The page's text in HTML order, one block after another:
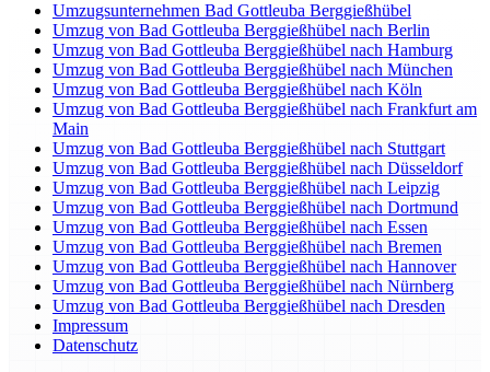
Umzugsunternehmen Bad Gottleuba Berggießhübel
Umzug von Bad Gottleuba Berggießhübel nach Berlin
Umzug von Bad Gottleuba Berggießhübel nach Hamburg
Umzug von Bad Gottleuba Berggießhübel nach München
Umzug von Bad Gottleuba Berggießhübel nach Köln
Umzug von Bad Gottleuba Berggießhübel nach Frankfurt am
Main
Umzug von Bad Gottleuba Berggießhübel nach Stuttgart
Umzug von Bad Gottleuba Berggießhübel nach Düsseldorf
Umzug von Bad Gottleuba Berggießhübel nach Leipzig
Umzug von Bad Gottleuba Berggießhübel nach Dortmund
Umzug von Bad Gottleuba Berggießhübel nach Essen
Umzug von Bad Gottleuba Berggießhübel nach Bremen
Umzug von Bad Gottleuba Berggießhübel nach Hannover
Umzug von Bad Gottleuba Berggießhübel nach Nürnberg
Umzug von Bad Gottleuba Berggießhübel nach Dresden
Impressum
Datenschutz